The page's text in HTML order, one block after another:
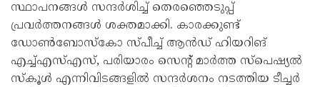
സ്ഥാപനങ്ങൾ സന്ദർശിച്ച് തെരഞ്ഞെടുപ്പ്
പ്രവർത്തനങ്ങൾ ശക്തമാക്കി. കാരക്കുണ്ട്
ഡോൺബോസ്‌കോ സ്പീച്ച് ആൻഡ് ഹിയറിങ്
എച്ച്‌എസ്എസ്, പരിയാരം സെന്റ് മാർത്ത സ്പെഷ്യൽ
സ്കൂൾ എന്നിവിടങ്ങളിൽ സന്ദർശനം നടത്തിയ ടീച്ചർ